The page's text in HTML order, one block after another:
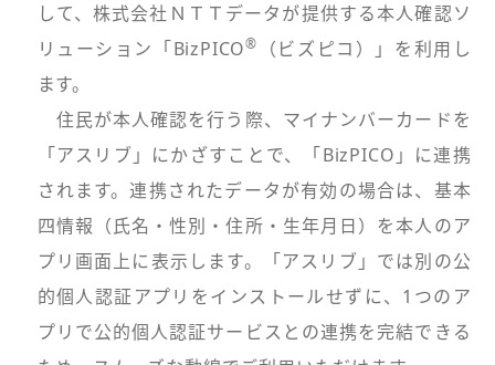
して、株式会社ＮＴＴデータが提供する本人確認ソ
リューション「BizPICO®
（ビズピコ）」を利用し
ます。
住民が本人確認を行う際、マイナンバーカードを
「アスリブ」にかざすことで、「BizPICO」に連携
されます。連携されたデータが有効の場合は、基本
四情報（氏名・性別・住所・生年月日）を本人のア
プリ画面上に表示します。「アスリブ」では別の公
的個人認証アプリをインストールせずに、1つのア
プリで公的個人認証サービスとの連携を完結できる